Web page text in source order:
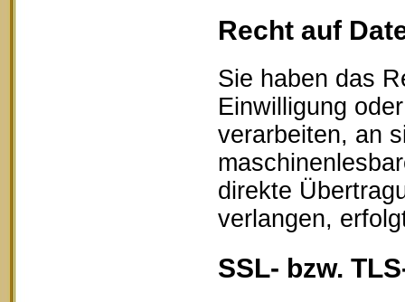
Recht auf
Sie haben das
Einwilligung
verarbeiten, an
direkte
verlangen,
SSL- bzw.